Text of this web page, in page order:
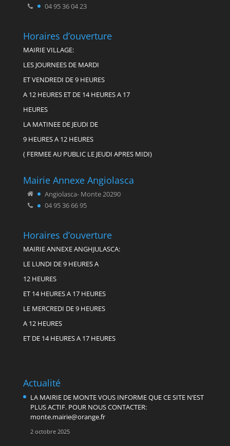
04 95 36 04 23
Horaires d’ouverture
MAIRIE VILLAGE:
LES JOURNEES DE MARDI
ET VENDREDI DE 9 HEURES
A 12 HEURES ET DE 14 HEURES A 17
HEURES
LA MATINEE DE JEUDI DE
9 HEURES A 12 HEURES
( FERMEE AU PUBLIC LE JEUDI APRES MIDI)
Mairie Annexe Angiolasca
Angiolasca- Monte 20290
04 95 36 66 95
Horaires d’ouverture
MAIRIE ANNEXE ANGHJULASCA:
LE LUNDI DE 9 HEURES A
12 HEURES
ET 14 HEURES A 17 HEURES
LE MERCREDI DE 9 HEURES
A 12 HEURES
ET DE 14 HEURES A 17 HEURES
Actualité
LA MAIRIE DE MONTE VOUS INFORME QUE CE SITE N’EST
PLUS ACTIF. POUR NOUS CONTACTER:
monte.mairie@orange.fr
2 octobre 2025